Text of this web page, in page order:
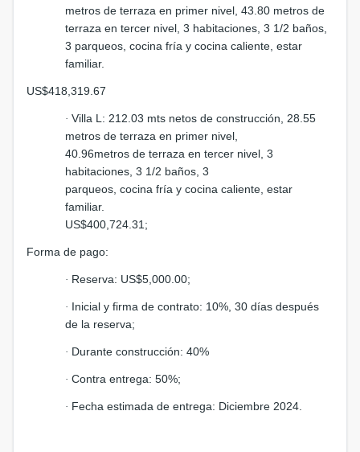
metros de terraza en primer nivel, 43.80 metros de
terraza en tercer nivel, 3 habitaciones, 3 1/2 baños,
3 parqueos, cocina fría y cocina caliente, estar
familiar.
US$418,319.67
· Villa L: 212.03 mts netos de construcción, 28.55
metros de terraza en primer nivel,
40.96metros de terraza en tercer nivel, 3
habitaciones, 3 1/2 baños, 3
parqueos, cocina fría y cocina caliente, estar
familiar.
US$400,724.31;
Forma de pago:
· Reserva: US$5,000.00;
· Inicial y firma de contrato: 10%, 30 días después
de la reserva;
· Durante construcción: 40%
· Contra entrega: 50%;
· Fecha estimada de entrega: Diciembre 2024.